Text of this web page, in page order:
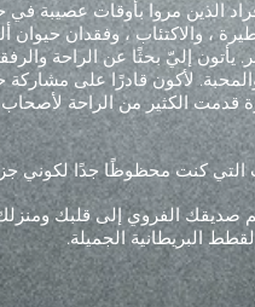
الذين مروا بأوقات عصيبة في
، والاكتئاب ، وفقدان حيوان
يأتون إليّ بحثًا عن الراحة
لأكون قادرًا على مشاركة
التي كنت محظوظًا جدًا لكوني
الفروي إلى قلبك ومنزلك
البريطانية الجميلة.